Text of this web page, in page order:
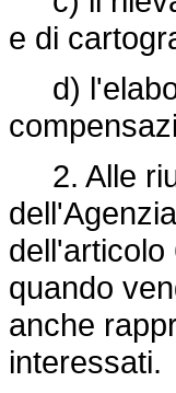
e di
d)
2. Alle
dell'articolo
quando
anche
interessati.